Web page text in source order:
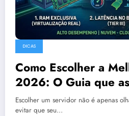
DICAS
Como Escolher a
2026: O Guia que
Querem que Você
Escolher um servidor não é apenas
evitar que seu…